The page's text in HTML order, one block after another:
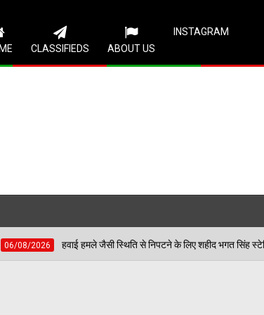
CLASSIFIEDS ABOUT US
INSTAGRAM
जैसी स्थिति से निपटने के लिए शहीद भगत सिंह स्टेडियम में हुई मॉक